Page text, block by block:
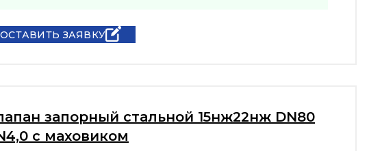
ОСТАВИТЬ ЗАЯВКУ
запорный стальной 15нж22нж DN80
с маховиком